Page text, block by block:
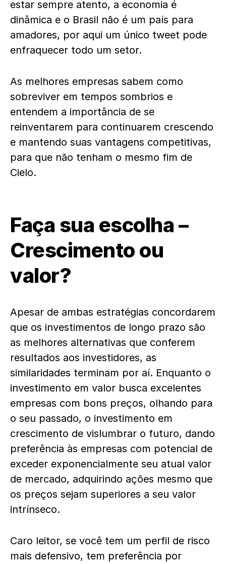
estar sempre atento, a economia é
dinâmica e o Brasil não é um país para
amadores, por aqui um único tweet pode
enfraquecer todo um setor.
As melhores empresas sabem como
sobreviver em tempos sombrios e
entendem a importância de se
reinventarem para continuarem crescendo
e mantendo suas vantagens competitivas,
para que não tenham o mesmo fim de
Cielo.
Faça sua escolha –
Crescimento ou
valor?
Apesar de ambas estratégias concordarem
que os investimentos de longo prazo são
as melhores alternativas que conferem
resultados aos investidores, as
similaridades terminam por aí. Enquanto o
investimento em valor busca excelentes
empresas com bons preços, olhando para
o seu passado, o investimento em
crescimento de vislumbrar o futuro, dando
preferência às empresas com potencial de
exceder exponencialmente seu atual valor
de mercado, adquirindo ações mesmo que
os preços sejam superiores a seu valor
intrínseco.
Caro leitor, se você tem um perfil de risco
mais defensivo, tem preferência por